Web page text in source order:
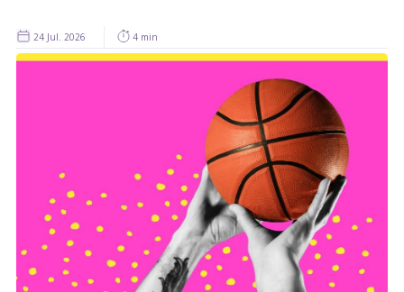
24 Jul. 2026 4 min